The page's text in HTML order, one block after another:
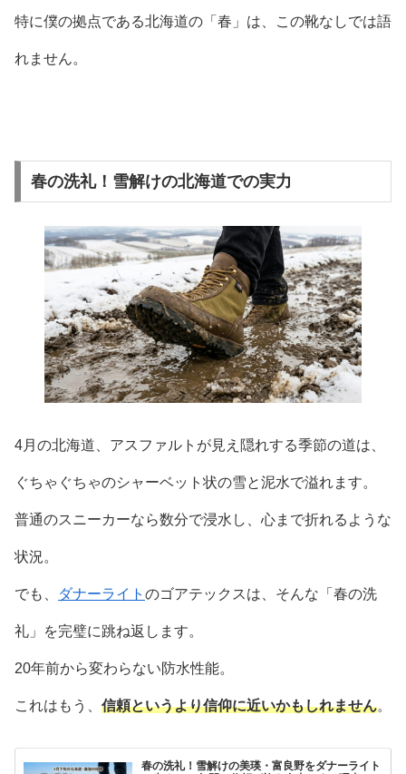
特に僕の拠点である北海道の「春」は、この靴なしでは語
れません。
春の洗礼！雪解けの北海道での実力
4月の北海道、アスファルトが見え隠れする季節の道は、
ぐちゃぐちゃのシャーベット状の雪と泥水で溢れます。
普通のスニーカーなら数分で浸水し、心まで折れるような
状況。
でも、 ダナーライト のゴアテックスは、そんな「春の洗
礼」を完璧に跳ね返します。
20年前から変わらない防水性能。
これはもう、 信頼というより信仰に近いかもしれません。
春の洗礼！雪解けの美瑛・富良野をダナーライト